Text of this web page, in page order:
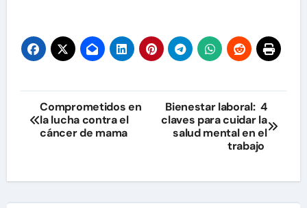
Navegación
de
Comprometidos en
la lucha contra el
cáncer de mama
Bienestar laboral: 4
claves para cuidar la
salud mental en el
trabajo